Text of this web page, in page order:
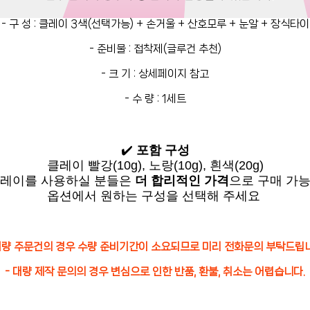
- 구 성 : 클레이 3색(선택가능) + 손거울 + 산호모루 + 눈알 + 장식타이
- 준비물 : 접착제(글루건 추천)
- 크 기 : 상세페이지 참고
- 수 량 : 1세트
✔️ 포함 구성
클레이 빨강(10g), 노랑(10g), 흰색(20g)
이를 사용하실 분들은 더 합리적인 가격 으로 구매 가
옵션에서 원하는 구성을 선택해 주세요
주문건의 경우 수량 준비기간이 소요되므로 미리 전화문의 부탁드립
- 대량 제작 문의의 경우 변심으로 인한 반품, 환불, 취소는 어렵습니다.